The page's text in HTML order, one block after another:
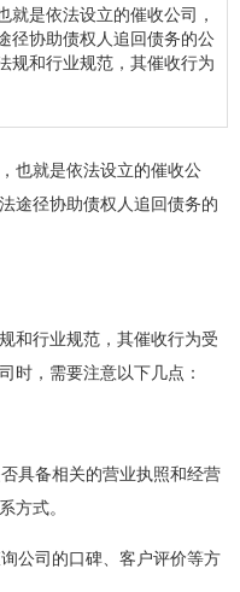
是依法设立的催收公司，
径协助债权人追回债务的公
规和行业规范，其催收行为
，也就是依法设立的催收公
途径协助债权人追回债务的
和行业规范，其催收行为受
时，需要注意以下几点：
具备相关的营业执照和经营
方式。
公司的口碑、客户评价等方